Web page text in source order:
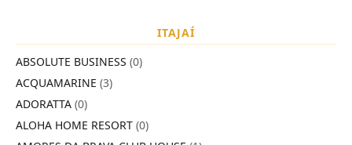
ITAJAÍ
ABSOLUTE BUSINESS (0)
ACQUAMARINE (3)
ADORATTA (0)
ALOHA HOME RESORT (0)